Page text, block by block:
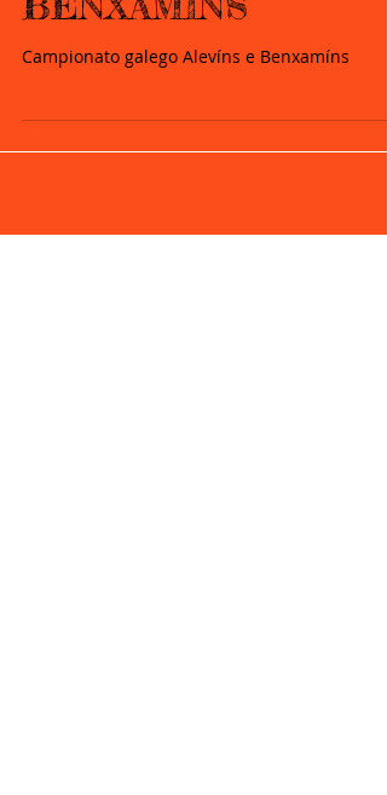
GALEGO ALEVÍNS E
BENXAMÍNS
Campionato galego Alevíns e Benxamíns